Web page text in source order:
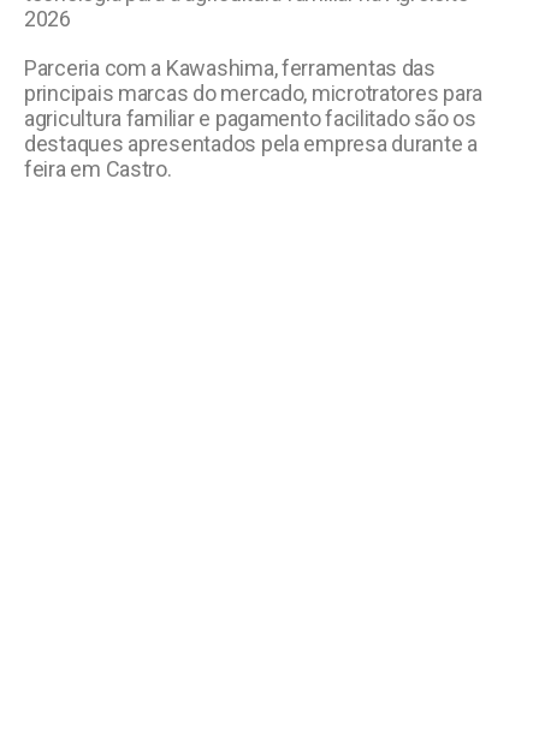
2026
Parceria com a Kawashima, ferramentas das
principais marcas do mercado, microtratores para
agricultura familiar e pagamento facilitado são os
destaques apresentados pela empresa durante a
feira em Castro.